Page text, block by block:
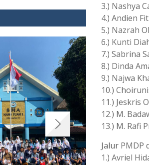
3.) Nashya
4.) Andien
5.) Nazrah
6.) Kunti
7.) Sabrina
8.) Dinda
9.) Najwa
10.)
11.) Jeskris
12.) M.
13.) M. Rafi
Jalur PMDP
1.) Avriel